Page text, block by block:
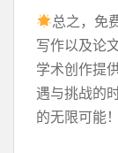
总之，免
写作以及论
学术创作提
遇与挑战的
的无限可能！